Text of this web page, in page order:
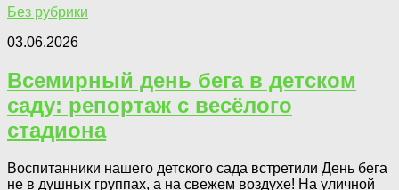
Без рубрики
03.06.2026
Всемирный день бега в детском
саду: репортаж с весёлого
стадиона
Воспитанники нашего детского сада встретили День бега
не в душных группах, а на свежем воздухе! На уличной